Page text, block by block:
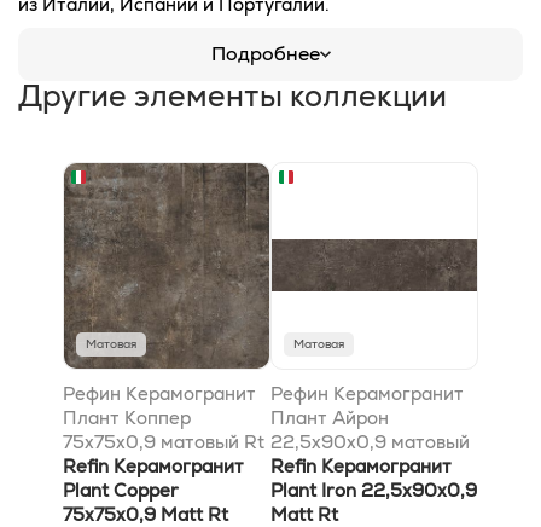
Подробнее
Другие элементы коллекции
Матовая
Рефин Керамогранит
Плант Коппер
75x75x0,9 матовый Rt
Refin Керамогранит
Plant Copper
75x75x0,9 Matt Rt
Матовая
Рефин Керамогранит
Плант Айрон
22,5x90x0,9 матовый
Rt
Refin Керамогранит
Plant Iron 22,5x90x0,9
Matt Rt